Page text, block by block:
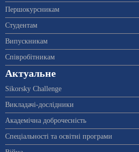
Першокурсникам
Студентам
Випускникам
Співробітникам
Актуальне
Sikorsky Challenge
Викладачі-дослідники
Академічна доброчесність
Спеціальності та освітні програми